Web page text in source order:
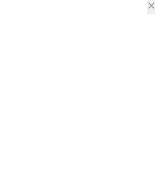
×
×
×